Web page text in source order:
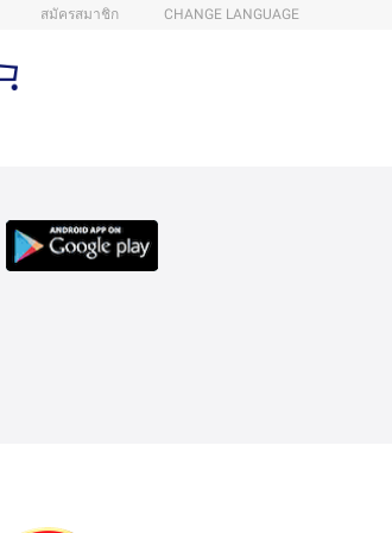
สมัครสมาชิก CHANGE LANGUAGE